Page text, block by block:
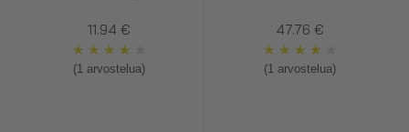
11.94 €
★ ★ ★ ★
(1 arvostelua)
47.76 €
★ ★ ★ ★
(1 arvostelua)